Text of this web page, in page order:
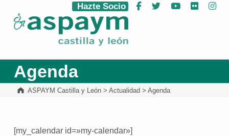
ASPAYM Castilla y León
Hazte Socio Facebook
Twitter YouTube
Flickr
Agenda
ASPAYM Castilla y León> Actualidad > Agenda
[my_calendar id=»my-calendar»]